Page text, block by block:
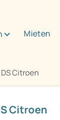
Mieten
Citroen
Citroen